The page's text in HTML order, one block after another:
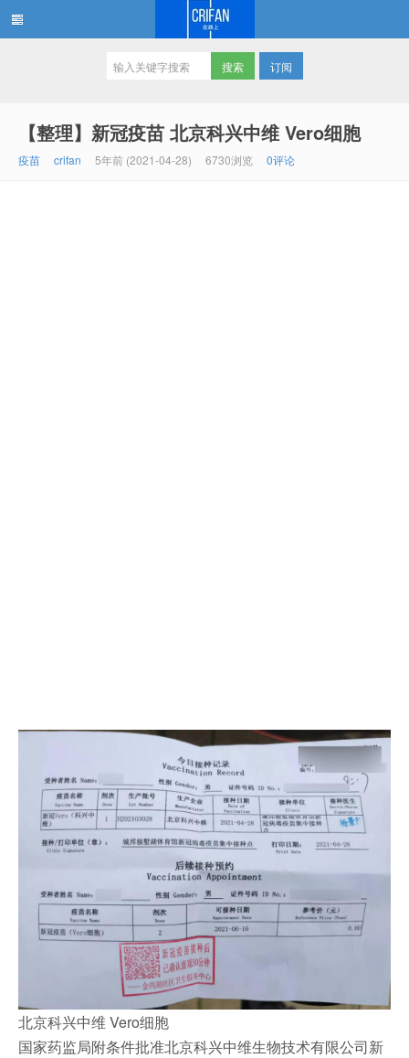
订阅
【整理】新冠疫苗 北京科兴中维 Vero细胞
疫苗 crifan 5年前 (2021-04-28) 6730浏览 0评论
北京科兴中维 Vero细胞
国家药监局附条件批准北京科兴中维生物技术有限公司新